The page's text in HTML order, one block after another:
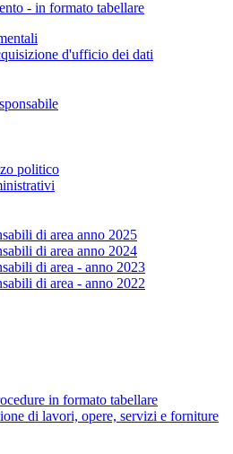
- in formato tabellare
d'ufficio dei dati
politico
di area anno 2025
di area anno 2024
di area - anno 2023
di area - anno 2022
in formato tabellare
di lavori, opere, servizi e forniture